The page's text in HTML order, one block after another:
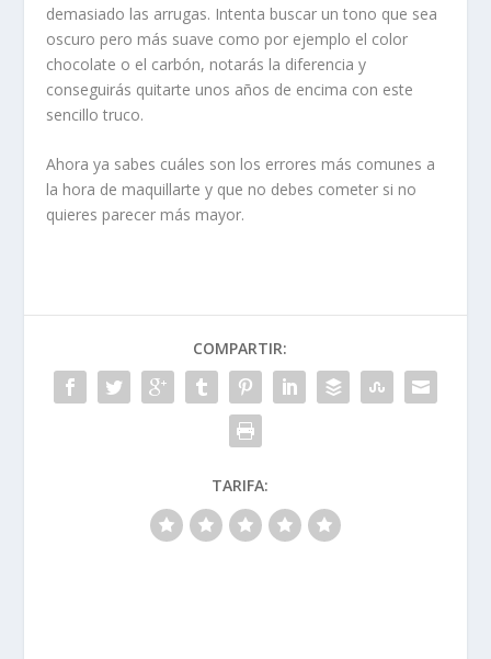
demasiado las arrugas. Intenta buscar un tono que sea
oscuro pero más suave como por ejemplo el color
chocolate o el carbón, notarás la diferencia y
conseguirás quitarte unos años de encima con este
sencillo truco.
Ahora ya sabes cuáles son los errores más comunes a
la hora de maquillarte y que no debes cometer si no
quieres parecer más mayor.
COMPARTIR:
TARIFA: